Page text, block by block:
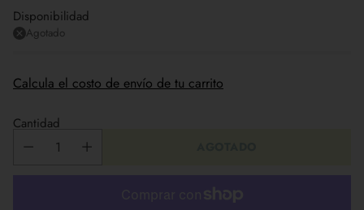
Disponibilidad
Agotado
Calcula el costo de envío de tu carrito
Cantidad